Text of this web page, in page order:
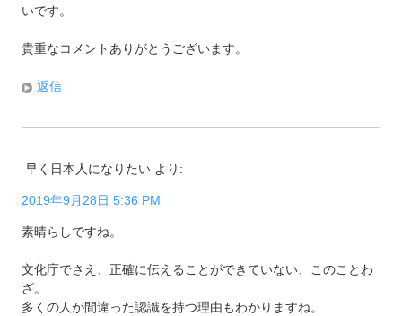
いです。
貴重なコメントありがとうございます。
返信
早く日本人になりたい より:
2019年9月28日 5:36 PM
素晴らしですね。
文化庁でさえ、正確に伝えることができていない、このことわ
ざ。
多くの人が間違った認識を持つ理由もわかりますね。